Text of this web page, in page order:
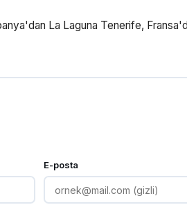
La Laguna Tenerife,
E-posta